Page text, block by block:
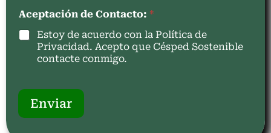
Aceptación de Contacto: *
Estoy de acuerdo con la Política de
Privacidad. Acepto que Césped Sostenible
contacte conmigo.
Enviar